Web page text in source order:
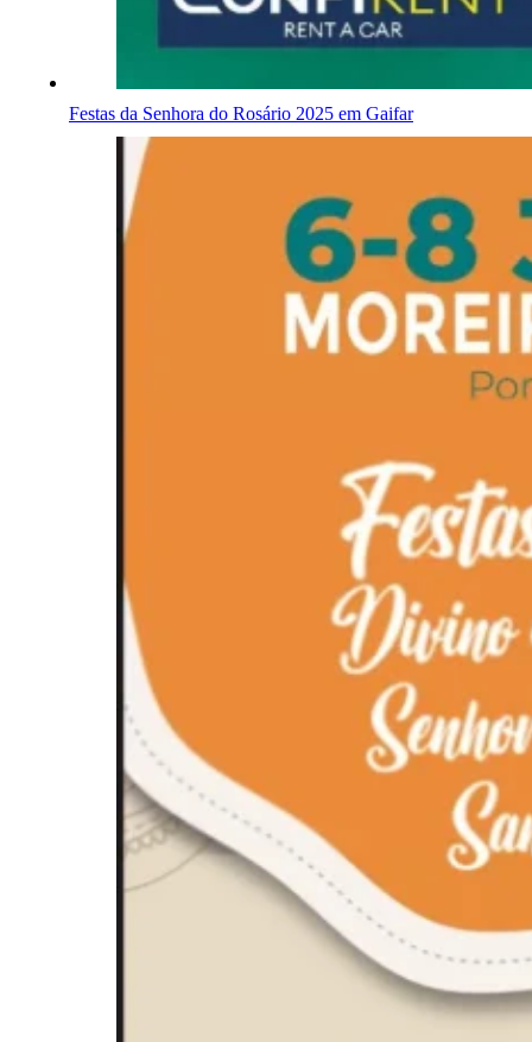
Festas da Senhora do Rosário 2025 em Gaifar